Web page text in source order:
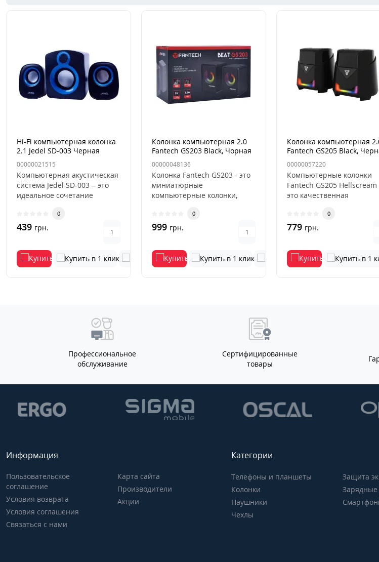
Hi-Fi компьютерная колонка
2.1 Jedel SD-003 Черная
00000021515
Компьютерная акустическая
система Jedel SD-003 – это
идеальное сочетание
0
439 грн.
Колонка компьютерная 2.0
Fantech GS203 Black, Чорная
00000048136
Колонка Fantech GS203 - это
миниатюрные
компьютерные колонки,
частот прослуши..
0
999 грн.
Колонка компьютерная
Fantech GS205 Black,
00000057220
Компьютерные колонки
Fantech GS205 Hellscream
это качественная
уровня, кот..
0
779 грн.
Профессиональное
обслуживание
Сертифицированные
товары
Информация
Пользовательское
соглашение
Условия возврата
Условия соглашения
Связаться с нами
Карта сайта
Производители
Акции
Категории
Телефоны и планшеты
Колонки
Наушники
Чехлы
Защита
Зарядные